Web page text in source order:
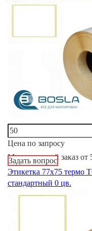
Цена по запросу
Минимальный заказ от
Задать вопрос
Этикетка 77х75 термо
стандартный 0 цв.